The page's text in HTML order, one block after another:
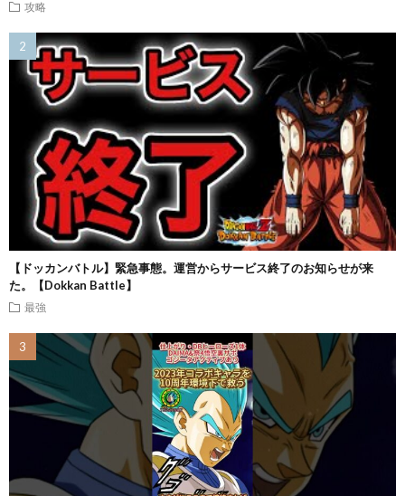
攻略
【ドッカンバトル】緊急事態。運営からサービス終了のお知らせが来
た。【Dokkan Battle】
最強